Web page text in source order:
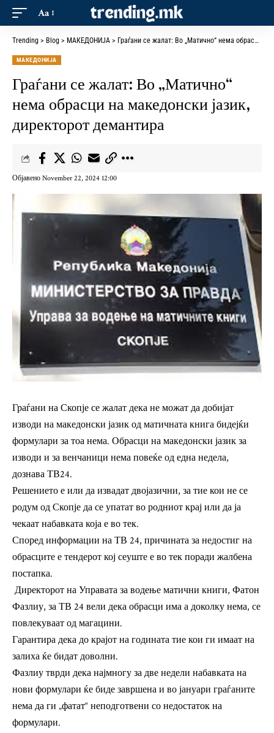
Aa
Trending > Blog > МАКЕДОНИЈА > Граѓани се жалат: Во „Матично“ нема обрасци на македонски јазик, директорот демантира
МАКЕДОНИЈА
Граѓани се жалат: Во „Матично“
нема обрасци на македонски јазик,
директорот демантира
Објавено November 22, 2024 12:00
Граѓани на Скопје се жалат дека не можат да добијат
изводи на македонски јазик од матичната книга бидејќи
формулари за тоа нема. Обрасци на македонски јазик за
изводи и за венчаници нема повеќе од една недела,
дознаваТВ24.
Решението е или да извадат двојазични, за тие кои не се
родум од Скопје да се упатат во родниот крај или да ја
чекаат набавката која е во тек.
Според информации на ТВ 24, причината за недостиг на
обрасците е тендерот кој сеуште е во тек поради жалбена
постапка.
Директорот на Управата за водење матични книги, Фатон
Фазлиу, за ТВ 24 вели дека обрасци има а доколку нема, се
повлекуваат од магацини.
Гарантира дека до крајот на годината тие кои ги имаат на
залиха ќе бидат доволни.
Фазлиу тврди дека најмногу за две недели набавката на
нови формулари ќе биде завршена и во јануари граѓаните
нема да ги „фатат“ неподготвени со недостаток на
формулари.